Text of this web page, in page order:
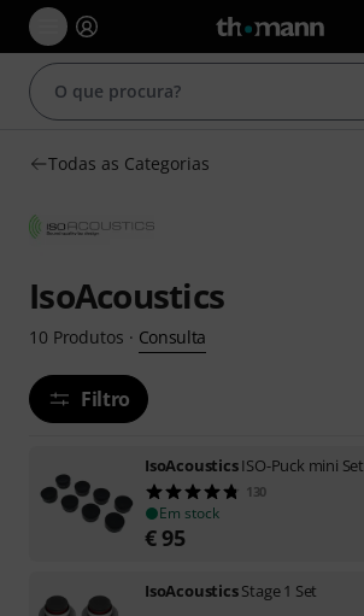
Todas as Categorias
IsoAcoustics
10 Produtos · Consulta
Filtro
IsoAcousticsISO-Puck mini Set
130
Em stock
€95
IsoAcousticsStage 1 Set